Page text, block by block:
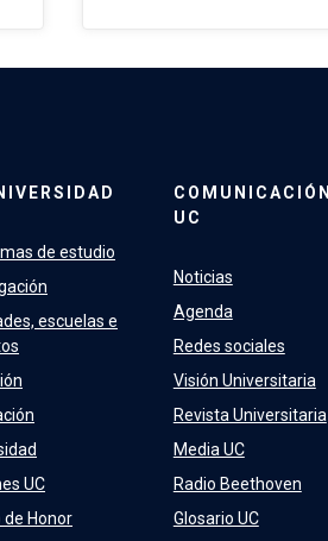
de estudio
escuelas e
UC
de Honor
COMUNICACIÓN
UC
Noticias
Agenda
Redes sociales
Visión Universitaria
Revista Universitaria
Media UC
Radio Beethoven
Glosario UC